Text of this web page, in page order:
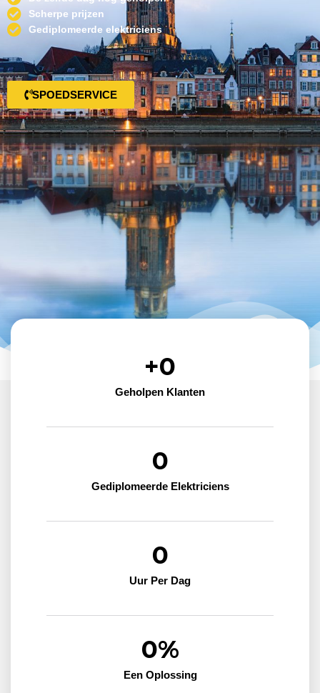
Scherpe prijzen
Gediplomeerde elektriciens
SPOEDSERVICE
Geholpen Klanten
+0
Gediplomeerde Elektriciens
0
Uur Per Dag
0
Een Oplossing
0%